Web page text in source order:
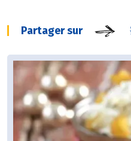
Partager sur